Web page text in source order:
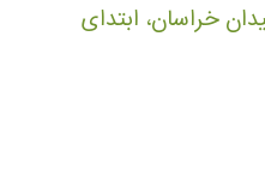
خراسان، ابتدای